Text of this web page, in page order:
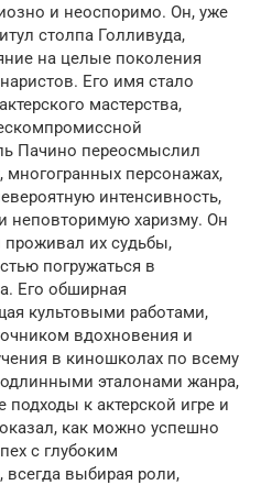
и неоспоримо. Он, уже
столпа Голливуда,
на целые поколения
Его имя стало
мастерства,
Пачино переосмыслил
персонажах,
интенсивность,
неповторимую харизму. Он
проживал их судьбы,
погружаться в
Его обширная
культовыми работами,
вдохновения и
в киношколах по всему
эталонами жанра,
подходы к актерской игре и
как можно успешно
с глубоким
выбирая роли,